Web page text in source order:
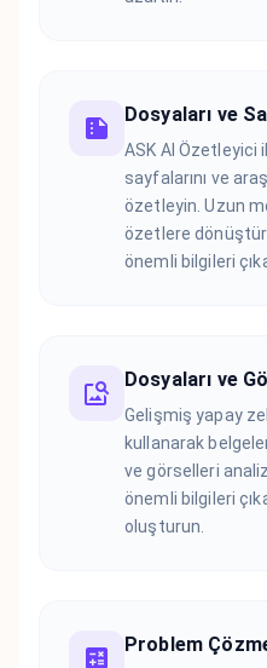
Dosyaları ve
ASK AI Özetleyici
sayfalarını ve
özetleyin. Uzun
özetlere
önemli bilgileri
Dosyaları ve
Gelişmiş yapay
kullanarak
ve görselleri
önemli bilgileri
oluşturun.
Problem